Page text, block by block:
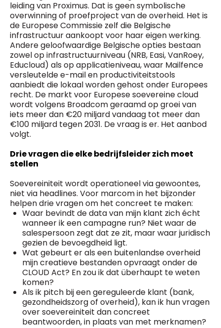
leiding van Proximus. Dat is geen symbolische
overwinning of proefproject van de overheid. Het is
de Europese Commissie zelf die Belgische
infrastructuur aankoopt voor haar eigen werking.
Andere geloofwaardige Belgische opties bestaan
zowel op infrastructuurniveau (NRB, Easi, VanRoey,
Educloud) als op applicatieniveau, waar Mailfence
versleutelde e-mail en productiviteitstools
aanbiedt die lokaal worden gehost onder Europees
recht. De markt voor Europese soevereine cloud
wordt volgens Broadcom geraamd op groei van
iets meer dan €20 miljard vandaag tot meer dan
€100 miljard tegen 2031. De vraag is er. Het aanbod
volgt.
Drie vragen die elke bedrijfsleider zich moet
stellen
Soevereiniteit wordt operationeel via gewoontes,
niet via headlines. Voor marcom in het bijzonder
helpen drie vragen om het concreet te maken:
Waar bevindt de data van mijn klant zich écht
wanneer ik een campagne run? Niet waar de
salespersoon zegt dat ze zit, maar waar juridisch
gezien de bevoegdheid ligt.
Wat gebeurt er als een buitenlandse overheid
mijn creatieve bestanden opvraagt onder de
CLOUD Act? En zou ik dat überhaupt te weten
komen?
Als ik pitch bij een gereguleerde klant (bank,
gezondheidszorg of overheid), kan ik hun vragen
over soevereiniteit dan concreet
beantwoorden, in plaats van met merknamen?